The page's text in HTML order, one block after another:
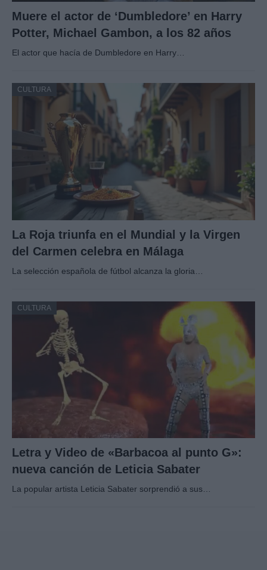
Muere el actor de ‘Dumbledore’ en Harry
Potter, Michael Gambon, a los 82 años
El actor que hacía de Dumbledore en Harry…
CULTURA
La Roja triunfa en el Mundial y la Virgen
del Carmen celebra en Málaga
La selección española de fútbol alcanza la gloria…
CULTURA
Letra y Video de «Barbacoa al punto G»:
nueva canción de Leticia Sabater
La popular artista Leticia Sabater sorprendió a sus…